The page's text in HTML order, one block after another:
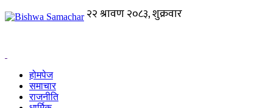
होमपेज
समाचार
राजनीति